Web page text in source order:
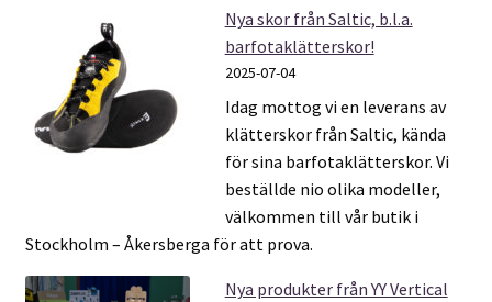
Nya skor från Saltic, b.l.a.
barfotaklätterskor!
2025-07-04
Idag mottog vi en leverans av
klätterskor från Saltic, kända
för sina barfotaklätterskor. Vi
beställde nio olika modeller,
välkommen till vår butik i
Stockholm – Åkersberga för att prova.
Nya produkter från YY Vertical